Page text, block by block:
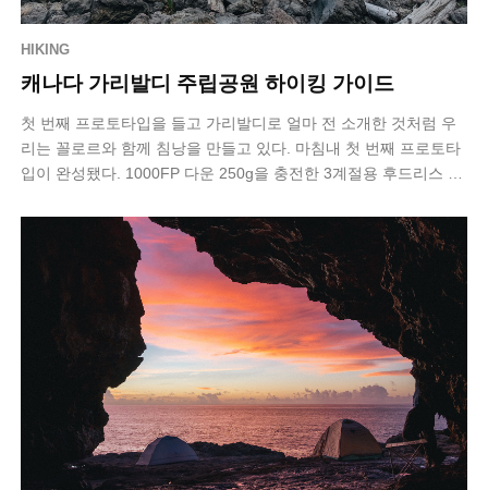
HIKING
캐나다 가리발디 주립공원 하이킹 가이드
첫 번째 프로토타입을 들고 가리발디로 얼마 전 소개한 것처럼 우
리는 꼴로르와 함께 침낭을 만들고 있다. 마침내 첫 번째 프로토타
입이 완성됐다. 1000FP 다운 250g을 충전한 3계절용 후드리스 침